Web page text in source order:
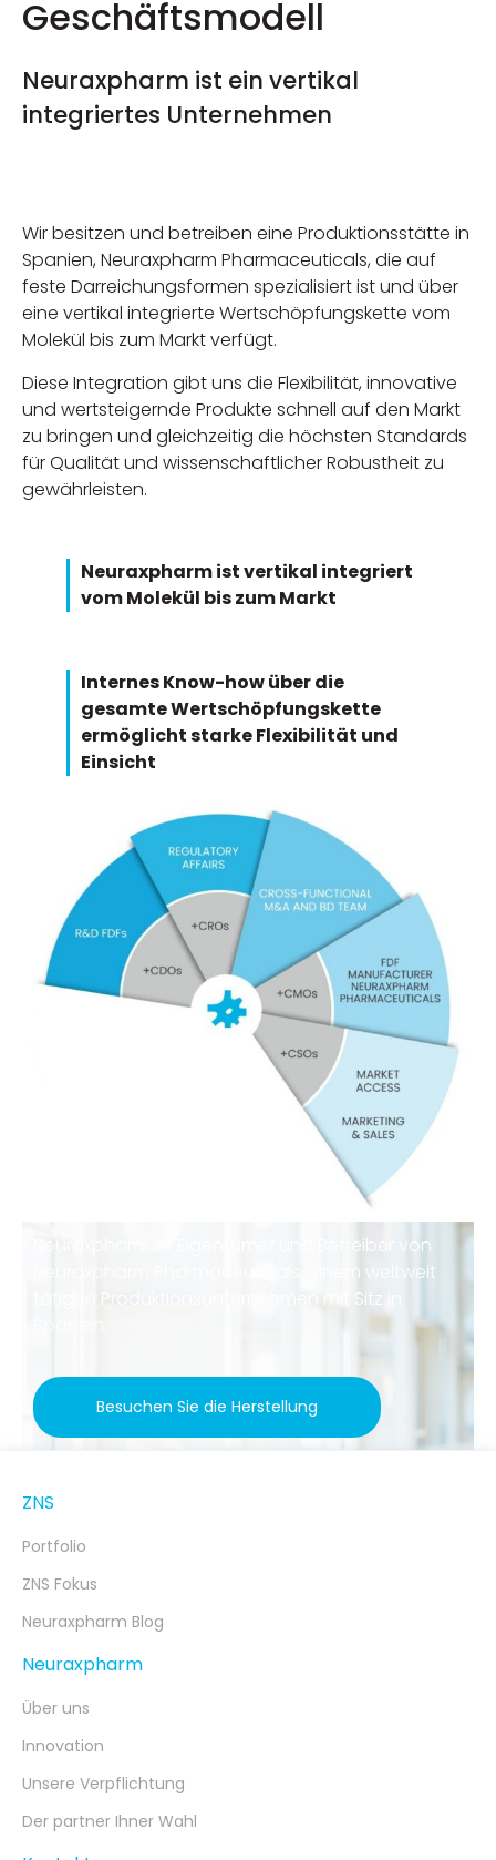
Geschäftsmodell
Neuraxpharm ist ein vertikal
integriertes Unternehmen
Wir besitzen und betreiben eine Produktionsstätte in
Spanien, Neuraxpharm Pharmaceuticals, die auf
feste Darreichungsformen spezialisiert ist und über
eine vertikal integrierte Wertschöpfungskette vom
Molekül bis zum Markt verfügt.
Diese Integration gibt uns die Flexibilität, innovative
und wertsteigernde Produkte schnell auf den Markt
zu bringen und gleichzeitig die höchsten Standards
für Qualität und wissenschaftlicher Robustheit zu
gewährleisten.
Neuraxpharm ist vertikal integriert
vom Molekül bis zum Markt
Internes Know-how über die
gesamte Wertschöpfungskette
ermöglicht starke Flexibilität und
Einsicht
Neuraxpharm ist Eigentümer und Betreiber von
Neuraxpharm Pharmaceuticals, einem weltweit
tätigen Produktionsunternehmen mit Sitz in
Besuchen Sie die Herstellung
ZNS
Portfolio
ZNS Fokus
Neuraxpharm Blog
Neuraxpharm
Über uns
Innovation
Unsere Verpflichtung
Der partner Ihner Wahl